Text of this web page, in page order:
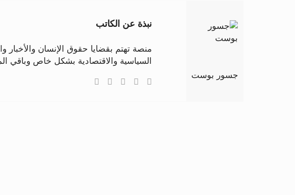
جسور بوست
نبذة عن الكاتب
منصة تهتم بقضايا حقوق الإنسان والأخبار
السياسية والاقتصادية بشكل خاص وباقي